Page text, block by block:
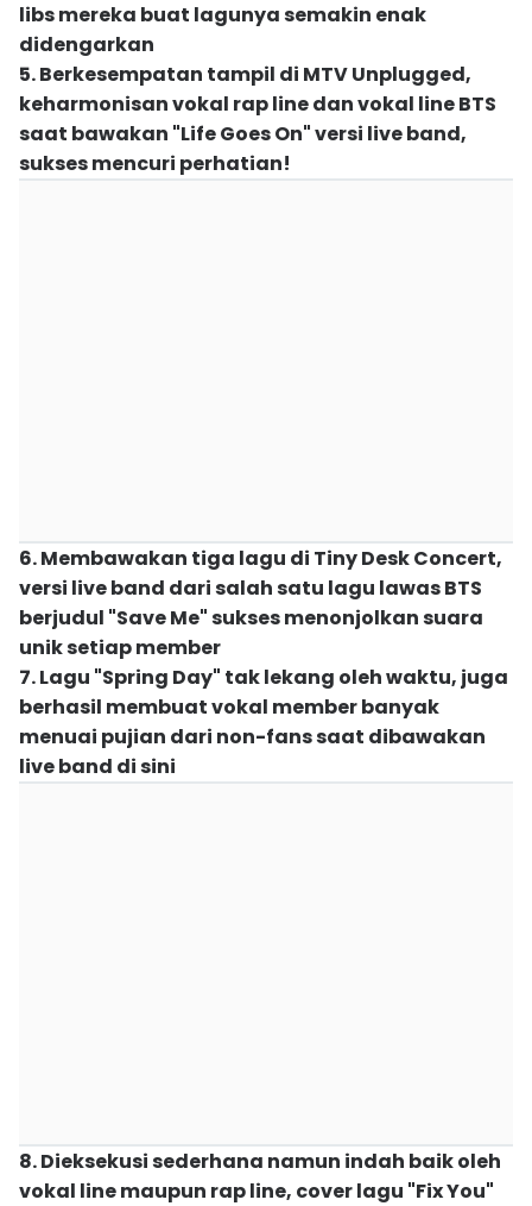
libs mereka buat lagunya semakin enak
didengarkan
5. Berkesempatan tampil di MTV Unplugged,
keharmonisan vokal rap line dan vokal line BTS
saat bawakan "Life Goes On" versi live band,
sukses mencuri perhatian!
6. Membawakan tiga lagu di Tiny Desk Concert,
versi live band dari salah satu lagu lawas BTS
berjudul "Save Me" sukses menonjolkan suara
unik setiap member
7. Lagu "Spring Day" tak lekang oleh waktu, juga
berhasil membuat vokal member banyak
menuai pujian dari non-fans saat dibawakan
live band di sini
8. Dieksekusi sederhana namun indah baik oleh
vokal line maupun rap line, cover lagu "Fix You"